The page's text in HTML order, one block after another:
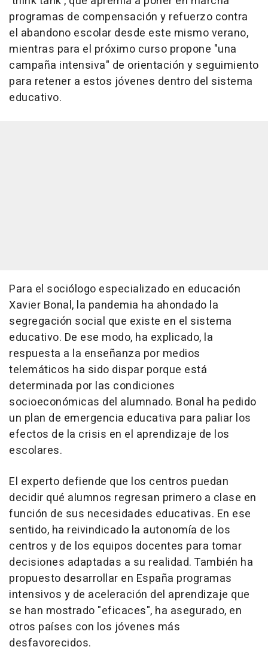
programas de compensación y refuerzo contra
el abandono escolar desde este mismo verano,
mientras para el próximo curso propone "una
campaña intensiva" de orientación y seguimiento
para retener a estos jóvenes dentro del sistema
educativo.
Para el sociólogo especializado en educación
Xavier Bonal, la pandemia ha ahondado la
segregación social que existe en el sistema
educativo. De ese modo, ha explicado, la
respuesta a la enseñanza por medios
telemáticos ha sido dispar porque está
determinada por las condiciones
socioeconómicas del alumnado. Bonal ha pedido
un plan de emergencia educativa para paliar los
efectos de la crisis en el aprendizaje de los
escolares.
El experto defiende que los centros puedan
decidir qué alumnos regresan primero a clase en
función de sus necesidades educativas. En ese
sentido, ha reivindicado la autonomía de los
centros y de los equipos docentes para tomar
decisiones adaptadas a su realidad. También ha
propuesto desarrollar en España programas
intensivos y de aceleración del aprendizaje que
se han mostrado "eficaces", ha asegurado, en
otros países con los jóvenes más
desfavorecidos.